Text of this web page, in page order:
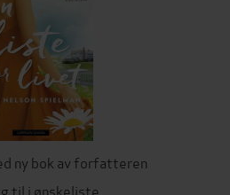
ny bok av forfatteren
til i ønskeliste